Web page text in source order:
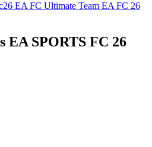
EA FC Ultimate Team EA FC 26
EA SPORTS FC 26